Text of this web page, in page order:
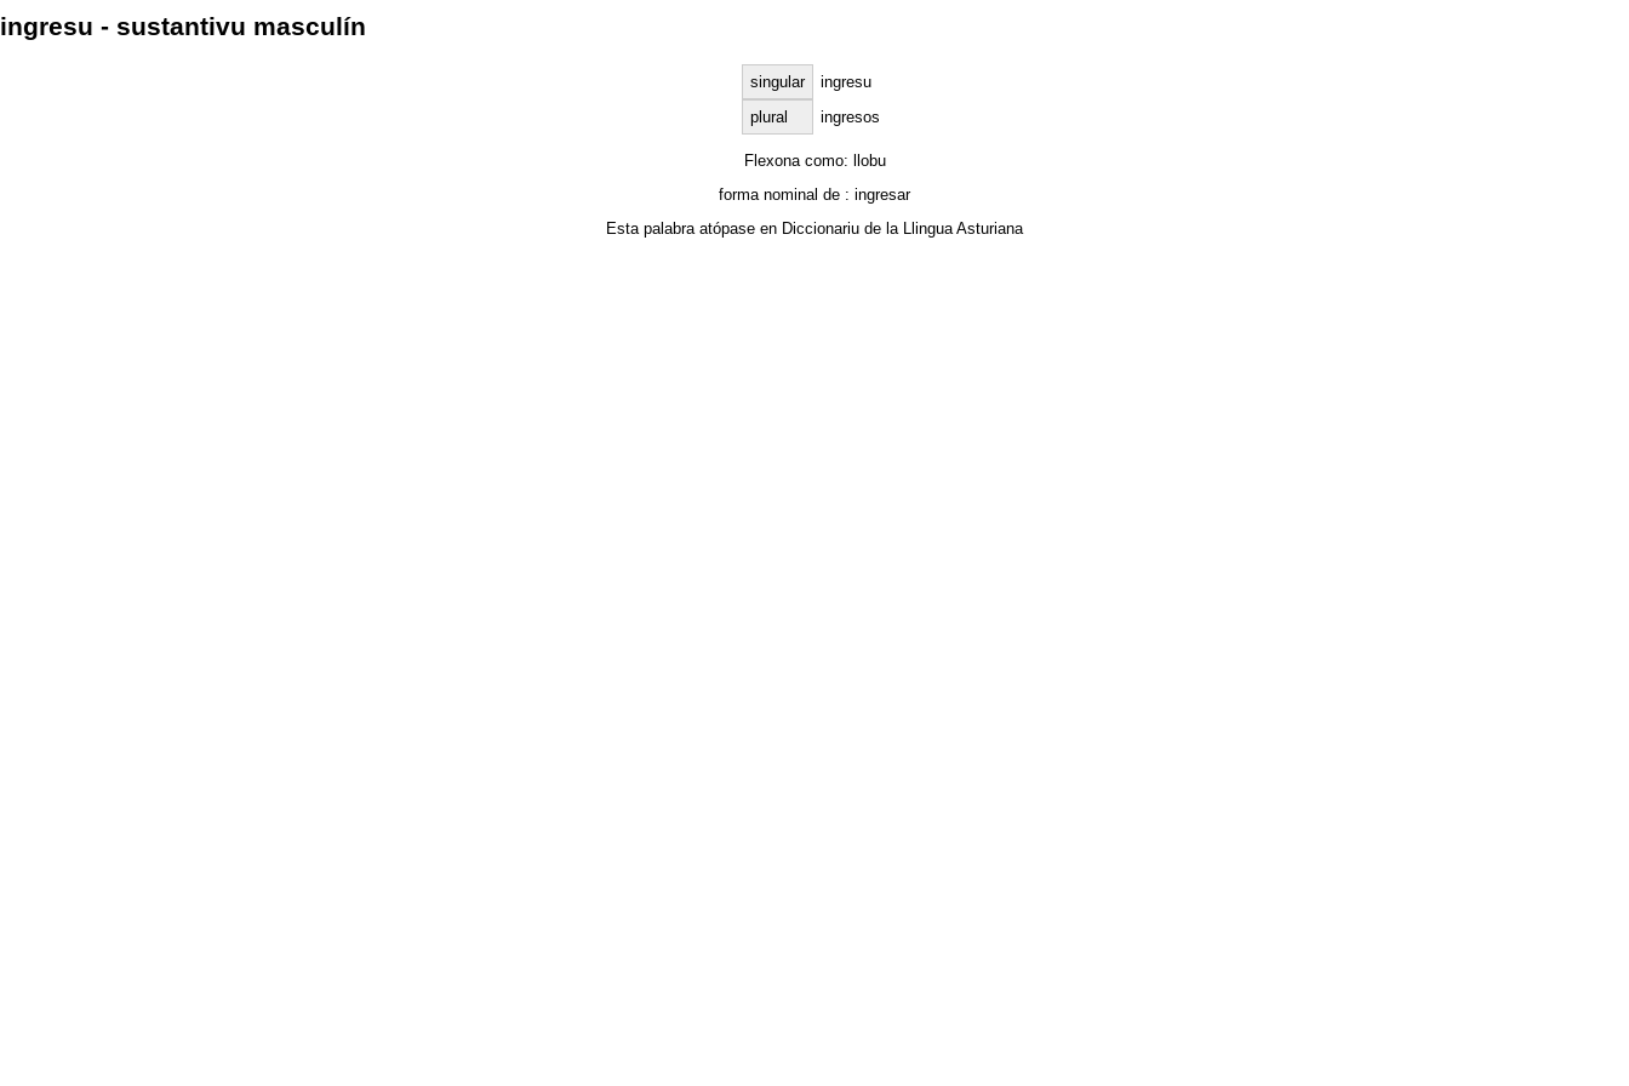
ingresu - sustantivu masculín
singular
ingresu
plural
ingresos
Flexona como: llobu
forma nominal de : ingresar
Esta palabra atópase en Diccionariu de la Llingua Asturiana